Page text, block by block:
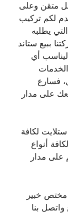
متقن وعلى
لكم تركيب
يطلبه
ببيع ستاند
أي
فسارع
على مدار
لكافة
أنواع
على مدار
خبير
بنا